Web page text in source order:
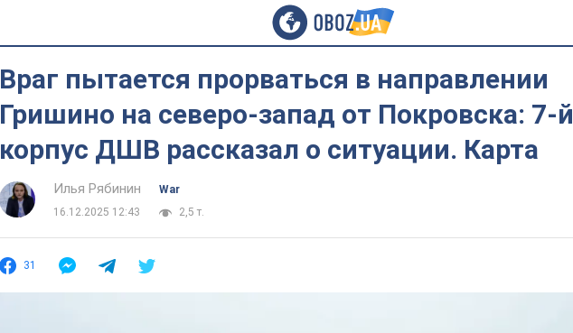
Враг пытается прорваться в направлении
Гришино на северо-запад от Покровска: 7-й
корпус ДШВ рассказал о ситуации. Карта
Илья Рябинин
War
16.12.2025 12:43
2,5 т.
31